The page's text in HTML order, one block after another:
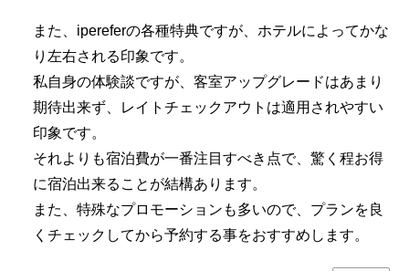
また、ipereferの各種特典ですが、ホテルによってかな
り左右される印象です。
私自身の体験談ですが、客室アップグレードはあまり
期待出来ず、レイトチェックアウトは適用されやすい
印象です。
それよりも宿泊費が一番注目すべき点で、驚く程お得
に宿泊出来ることが結構あります。
また、特殊なプロモーションも多いので、プランを良
くチェックしてから予約する事をおすすめします。